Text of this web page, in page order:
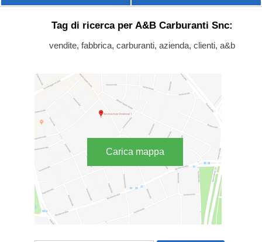
Tag di ricerca per A&B Carburanti Snc:
vendite, fabbrica, carburanti, azienda, clienti, a&b
Carica mappa